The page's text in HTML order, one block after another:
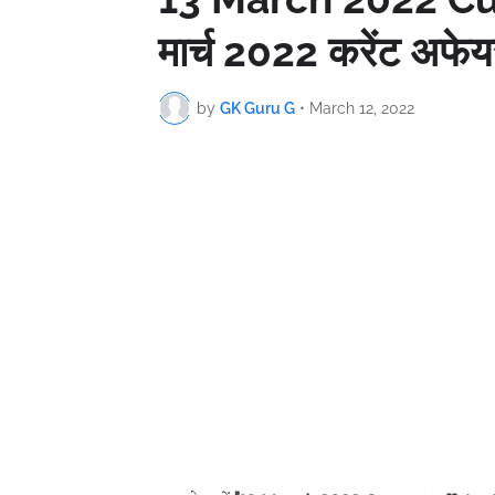
मार्च 2022 करेंट
by GK Guru G • March 12, 2022